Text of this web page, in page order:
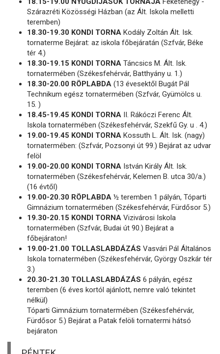
Szárazréti Közösségi Házban (az Ált. Iskola melletti
teremben)
18.30-19.30 KONDI TORNA Kodály Zoltán Ált. Isk.
tornaterme Bejárat: az iskola főbejáratán (Szfvár, Béke
tér 4.)
18.30-19.15 KONDI TORNA Táncsics M. Ált. Isk.
tornatermében (Székesfehérvár, Batthyány u. 1.)
18.30-20.00 RÖPLABDA (13 évesektől Bugát Pál
Technikum egész tornatermében (Szfvár, Gyümölcs u.
15. )
18.45-19.45 KONDI TORNA II. Rákóczi Ferenc Ált.
Iskola tornatermében (Székesfehérvár, Szekfű Gy. u . 4.)
19.00-19.45 KONDI TORNA Kossuth L. Ált. Isk. (nagy)
tornatermében: (Szfvár, Pozsonyi út 99.) Bejárat az udvar
felöl
19.00-20.00 KONDI TORNA István Király Ált. Isk.
tornatermében (Székesfehérvár, Kelemen B. utca 30/a.)
(16 évtől)
19.00-20.30 RÖPLABDA ½ teremben 1 pályán, Tóparti
Gimnázium tornatermében (Székesfehérvár, Fürdősor 5.)
19.30-20.15 KONDI TORNA Vizivárosi Iskola
tornatermében (Szfvár, Budai út 90.) Bejárat a
főbejáraton!
19.00-21.00 TOLLASLABDÁZÁS Vasvári Pál Általános
Iskola tornatermében (Székesfehérvár, György Oszkár tér
3.)
20.30-21.30 TOLLASLABDÁZÁS 6 pályán, egész
teremben (6 éves kortól ajánlott, nemre való tekintet
nélkül)
Tóparti Gimnázium tornatermében (Székesfehérvár,
Fürdősor 5.) Bejárat a Patak felöli tornatermi hátsó
bejáraton